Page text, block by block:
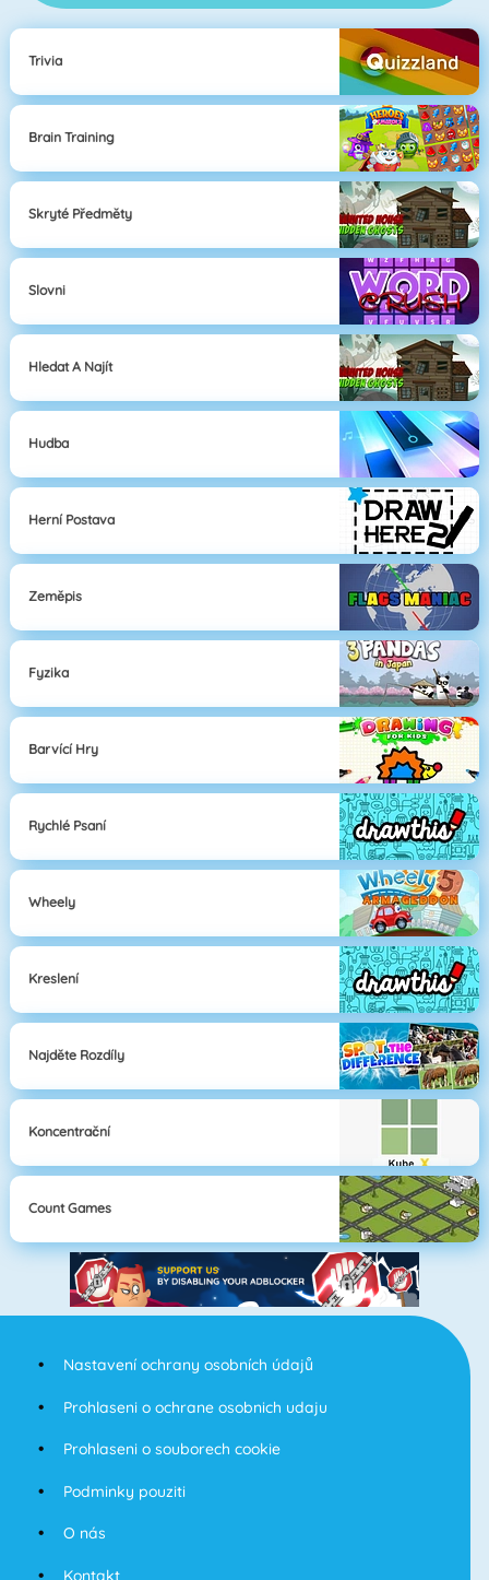
Trivia
Brain Training
Skryté Předměty
Slovni
Hledat A Najít
Hudba
Herní Postava
Zeměpis
Fyzika
Barvící Hry
Rychlé Psaní
Wheely
Kreslení
Najděte Rozdíly
Koncentrační
Count Games
Nastavení ochrany osobních údajů
Prohlaseni o ochrane osobnich udaju
Prohlaseni o souborech cookie
Podminky pouziti
O nás
Kontakt